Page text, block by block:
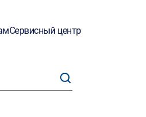
Сервисный центр